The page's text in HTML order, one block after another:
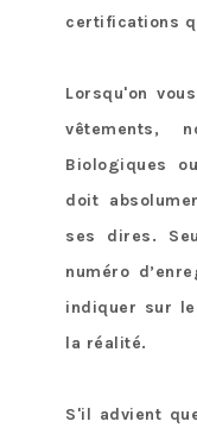
certifications
Lorsqu'on
vêtements,
Biologiques
doit
ses dires.
numéro
indiquer sur
la réalité.
S'il advient